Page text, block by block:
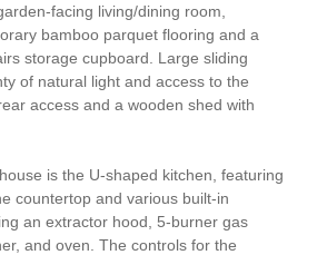
facing living/dining room,
bamboo parquet flooring and a
storage cupboard. Large sliding
of natural light and access to the
access and a wooden shed with
is the U-shaped kitchen, featuring
countertop and various built-in
an extractor hood, 5-burner gas
and oven. The controls for the